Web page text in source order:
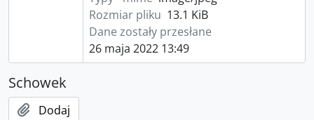
Rozmiar pliku 13.1 KiB
Dane zostały przesłane
26 maja 2022 13:49
Schowek
Dodaj